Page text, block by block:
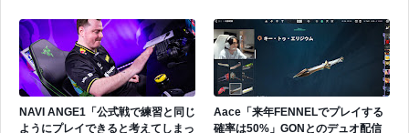
NAVI ANGE1「公式戦で練習と同じ
ようにプレイできると考えてしまっ
Aace「来年FENNELでプレイする
確率は50%」GONとのデュオ配信